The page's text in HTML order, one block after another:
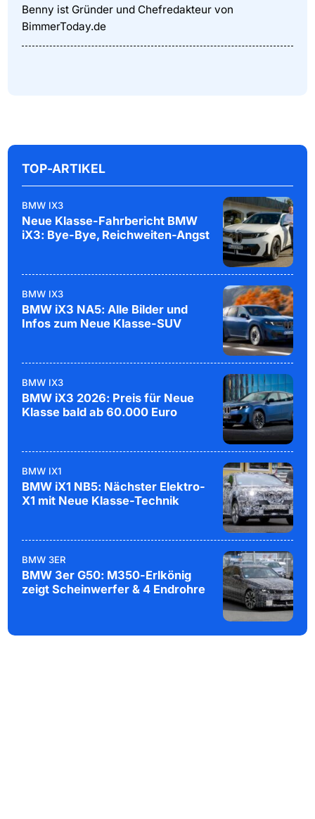
Benny ist Gründer und Chefredakteur von
BimmerToday.de
TOP-ARTIKEL
BMW IX3
Neue Klasse-Fahrbericht BMW
iX3: Bye-Bye, Reichweiten-Angst
BMW IX3
BMW iX3 NA5: Alle Bilder und
Infos zum Neue Klasse-SUV
BMW IX3
BMW iX3 2026: Preis für Neue
Klasse bald ab 60.000 Euro
BMW IX1
BMW iX1 NB5: Nächster Elektro-
X1 mit Neue Klasse-Technik
BMW 3ER
BMW 3er G50: M350-Erlkönig
zeigt Scheinwerfer & 4 Endrohre